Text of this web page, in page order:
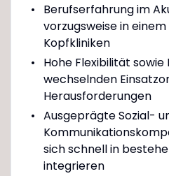
Berufserfahrung im
vorzugsweise in
Kopfkliniken
Hohe Flexibilität sowie
wechselnden
Herausforderungen
Ausgeprägte Sozial-
sich schnell in
integrieren